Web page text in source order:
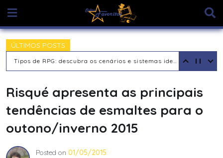
content
ÚLTIMOS POSTS
Tipos de RPG: descubra os cenários e sistemas ideais para sua aventura
Risqué apresenta as principais
tendências de esmaltes para o
outono/inverno 2015
Posted on 01/05/2015